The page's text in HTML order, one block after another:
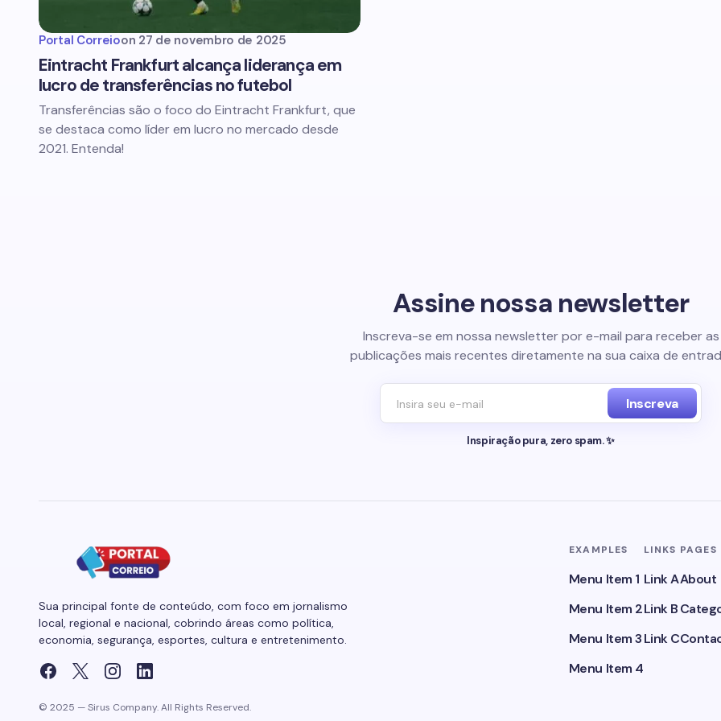
Portal Correioon 27 de novembro de 2025
Eintracht Frankfurt alcança liderança em
lucro de transferências no futebol
Transferências são o foco do Eintracht Frankfurt, que
se destaca como líder em lucro no mercado desde
2021. Entenda!
Assine nossa newsletter
Inscreva-se em nossa newsletter por e-mail para receber as
publicações mais recentes diretamente na sua caixa de
Inscreva
Inspiração pura, zero spam. ✨
Sua principal fonte de conteúdo, com foco em jornalismo
local, regional e nacional, cobrindo áreas como política,
economia, segurança, esportes, cultura e entretenimento.
EXAMPLES
Menu Item 1
Menu Item 2
Menu Item 3
Menu Item 4
LINKS
Link A
Link B
Link C
PAGES
About
© 2025 — Sirus Company. All Rights Reserved.